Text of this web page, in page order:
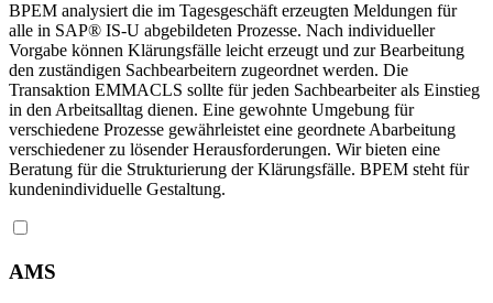
BPEM analysiert die im Tagesgeschäft erzeugten Meldungen für
alle in SAP® IS-U abgebildeten Prozesse. Nach individueller
Vorgabe können Klärungsfälle leicht erzeugt und zur Bearbeitung
den zuständigen Sachbearbeitern zugeordnet werden. Die
Transaktion EMMACLS sollte für jeden Sachbearbeiter als Einstieg
in den Arbeitsalltag dienen. Eine gewohnte Umgebung für
verschiedene Prozesse gewährleistet eine geordnete Abarbeitung
verschiedener zu lösender Herausforderungen. Wir bieten eine
Beratung für die Strukturierung der Klärungsfälle. BPEM steht für
kundenindividuelle Gestaltung.
AMS